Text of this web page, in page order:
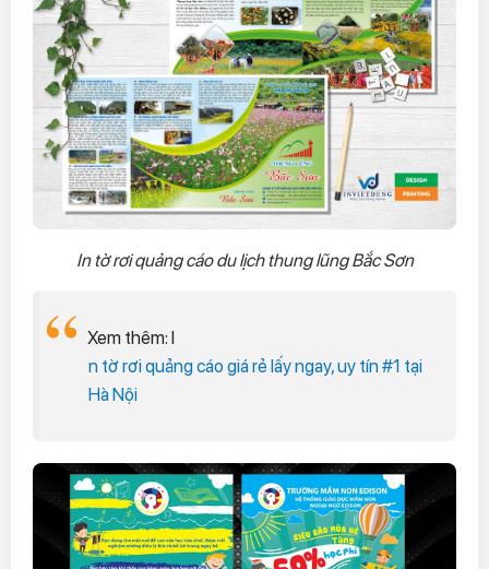
In tờ rơi quảng cáo du lịch thung lũng Bắc Sơn
Xem thêm: I
n tờ rơi quảng cáo giá rẻ lấy ngay, uy tín #1 tại
Hà Nội